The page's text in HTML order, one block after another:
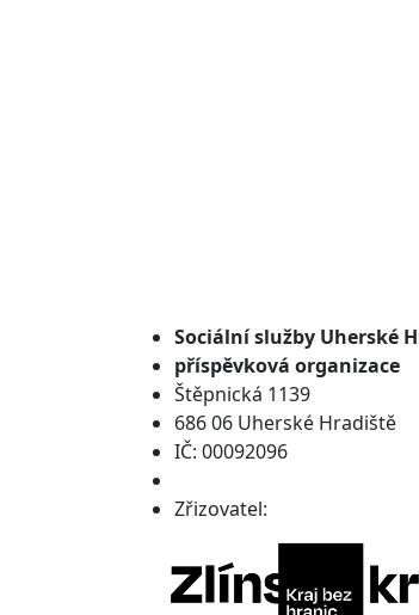
Sociální služby Uherské
příspěvková organizace
Štěpnická 1139
686 06 Uherské Hradiště
IČ: 00092096
Zřizovatel: